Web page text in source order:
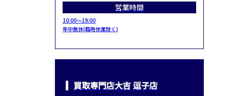
営業時間
10:00～19:00
年中無休(臨時休業除く)
買取専門店大吉 逗子店